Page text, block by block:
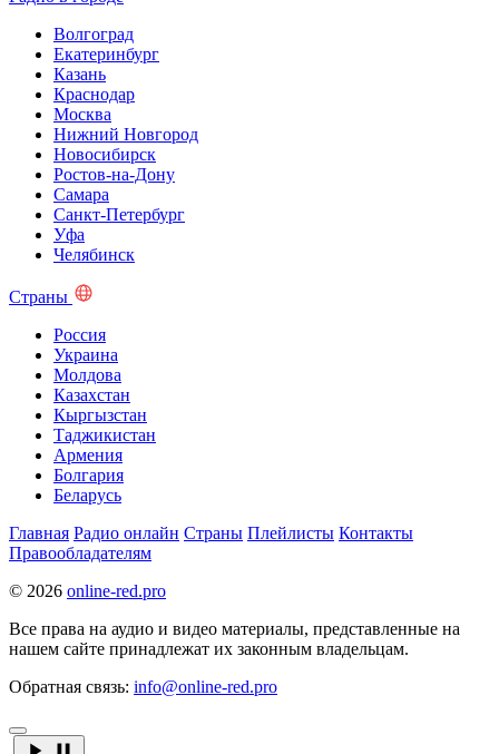
Волгоград
Екатеринбург
Казань
Краснодар
Москва
Нижний Новгород
Новосибирск
Ростов-на-Дону
Самара
Санкт-Петербург
Уфа
Челябинск
Страны
Россия
Украина
Молдова
Казахстан
Кыргызстан
Таджикистан
Армения
Болгария
Беларусь
Главная Радио онлайн Страны Плейлисты Контакты
Правообладателям
© 2026 online-red.pro
Все права на аудио и видео материалы, представленные на
нашем сайте принадлежат их законным владельцам.
Обратная связь: info@online-red.pro